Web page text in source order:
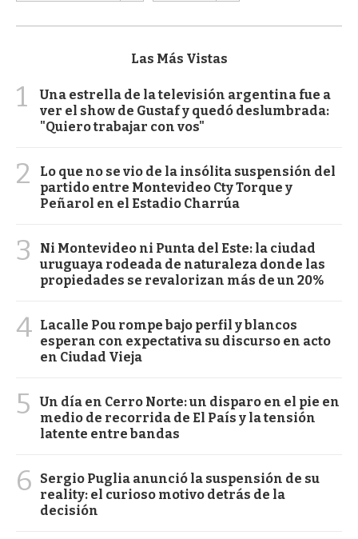
Las Más Vistas
1
Una estrella de la televisión argentina fue a
ver el show de Gustaf y quedó deslumbrada:
"Quiero trabajar con vos"
2
Lo que no se vio de la insólita suspensión del
partido entre Montevideo Cty Torque y
Peñarol en el Estadio Charrúa
3
Ni Montevideo ni Punta del Este: la ciudad
uruguaya rodeada de naturaleza donde las
propiedades se revalorizan más de un 20%
4 Lacalle Pou rompe bajo perfil y blancos
esperan con expectativa su discurso en acto
en Ciudad Vieja
5
Un día en Cerro Norte: un disparo en el pie en
medio de recorrida de El País y la tensión
latente entre bandas
6
Sergio Puglia anunció la suspensión de su
reality: el curioso motivo detrás de la
decisión